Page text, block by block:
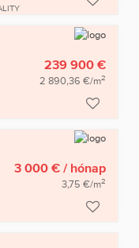
239 900 €
2 890,36 €/m2
3 000 €/ hónap
3,75 €/m2